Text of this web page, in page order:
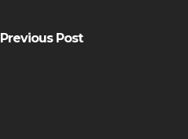
Previous Post